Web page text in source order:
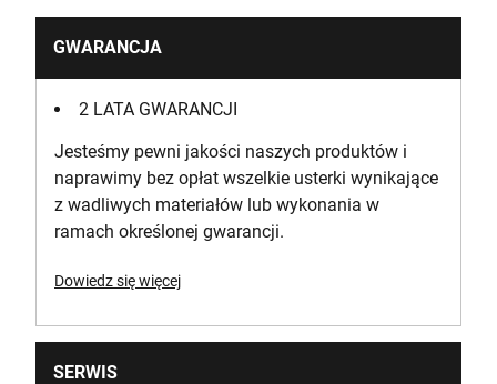
GWARANCJA
2 LATA GWARANCJI
Jesteśmy pewni jakości naszych produktów i
naprawimy bez opłat wszelkie usterki wynikające
z wadliwych materiałów lub wykonania w
ramach określonej gwarancji.
Dowiedz się więcej
SERWIS